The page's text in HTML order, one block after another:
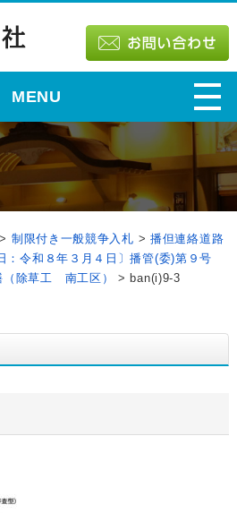
MENU
> 制限付き一般競争入札 > 播但連絡道路
：令和８年３月４日〕播管(委)第９号
除草工 南工区）
> ban(i)9-3